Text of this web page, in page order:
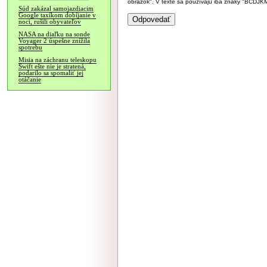
Súd zakázal samojazdiacim
Google taxíkom dobíjanie v
noci, rušili obyvateľov
NASA na diaľku na sonde
Voyager 2 úspešne znížila
spotrebu
Misia na záchranu teleskopu
Swift ešte nie je stratená,
podarilo sa spomaliť jej
otáčanie
obrázok". V texte sa používajú iba znaky